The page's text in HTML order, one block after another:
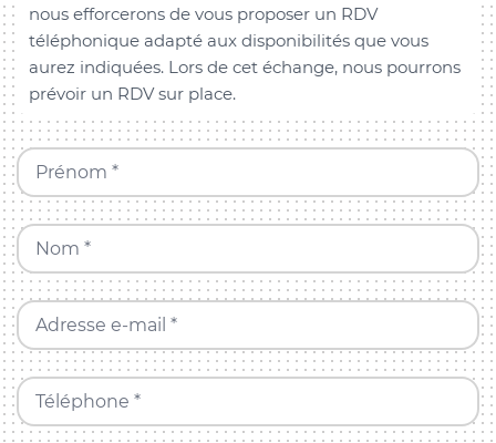
nous efforcerons de vous proposer un RDV
téléphonique adapté aux disponibilités que vous
aurez indiquées. Lors de cet échange, nous pourrons
prévoir un RDV sur place.
Prénom *
Nom *
Adresse e-mail *
Téléphone *